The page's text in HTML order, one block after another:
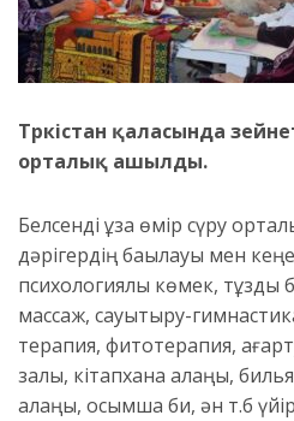
Түркістан қаласында
орталық ашылды.
Белсенді ұзақ өмір сүру
дәрігердің бақылауы мен
психологиялық көмек, тұзды
массаж, сауықтыру-
терапия, фитотерапия,
залы, кітапхана алаңы,
алаңы, қосымша би, ән т.б